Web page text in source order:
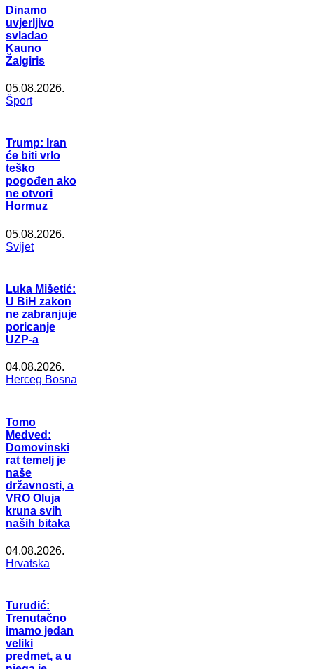
Dinamo
uvjerljivo
svladao
Kauno
Žalgiris
05.08.2026.
Šport
Trump: Iran
će biti vrlo
teško
pogođen ako
ne otvori
Hormuz
05.08.2026.
Svijet
Luka Mišetić:
U BiH zakon
ne zabranjuje
poricanje
UZP-a
04.08.2026.
Herceg Bosna
Tomo
Medved:
Domovinski
rat temelj je
naše
državnosti, a
VRO Oluja
kruna svih
naših bitaka
04.08.2026.
Hrvatska
Turudić:
Trenutačno
imamo jedan
veliki
predmet, a u